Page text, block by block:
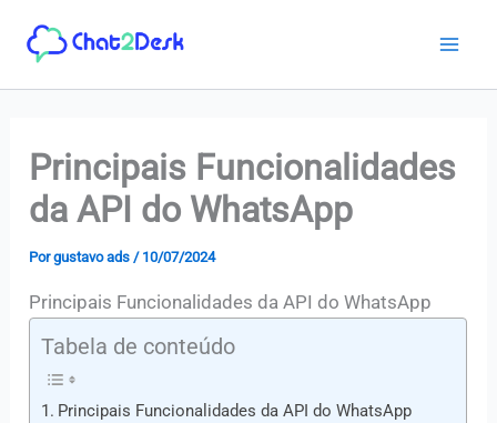
para
Principais Funcionalidades
da API do WhatsApp
Porgustavo ads / 10/07/2024
Principais Funcionalidades da API do WhatsApp
Tabela de conteúdo
Principais Funcionalidades da API do WhatsApp